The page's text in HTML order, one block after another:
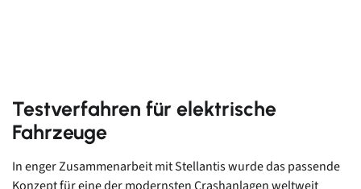
Testverfahren für elektrische
Fahrzeuge
In enger Zusammenarbeit mit Stellantis wurde das passende